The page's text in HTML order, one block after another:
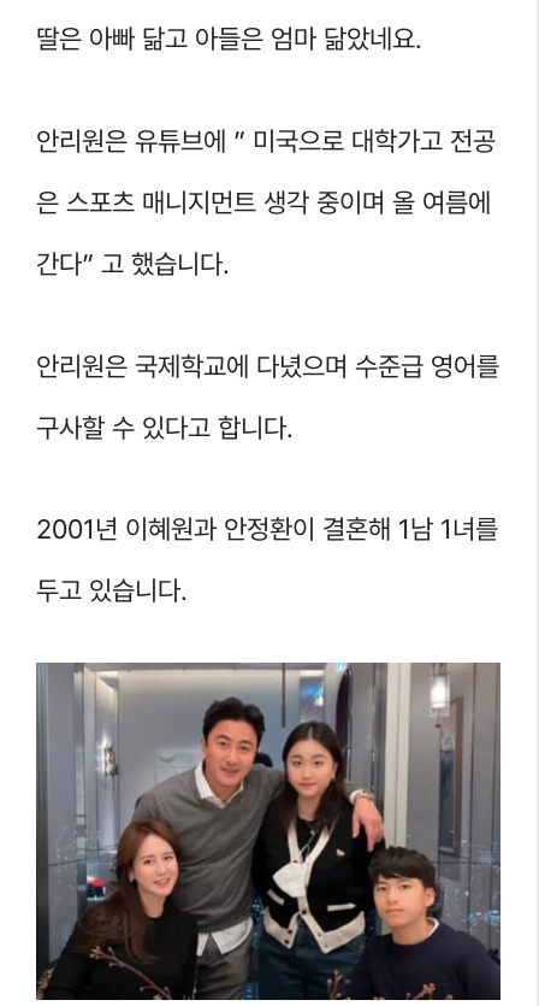
딸은 아빠 닮고 아들은 엄마 닮았네요.
안리원은 유튜브에 ” 미국으로 대학가고 전공
은 스포츠 매니지먼트 생각 중이며 올 여름에
간다” 고 했습니다.
안리원은 국제학교에 다녔으며 수준급 영어를
구사할 수 있다고 합니다.
2001년 이혜원과 안정환이 결혼해 1남 1녀를
두고 있습니다.